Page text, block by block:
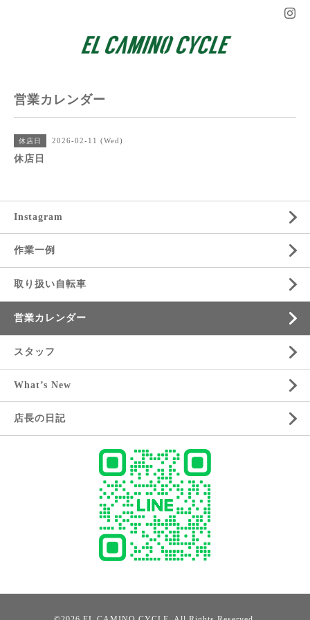
営業カレンダー
休店日 2026-02-11 (Wed)
休店日
Instagram
作業一例
取り扱い自転車
営業カレンダー
スタッフ
What’s New
店長の日記